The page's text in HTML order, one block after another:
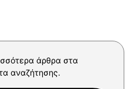
άρθρα στα
αναζήτησης.